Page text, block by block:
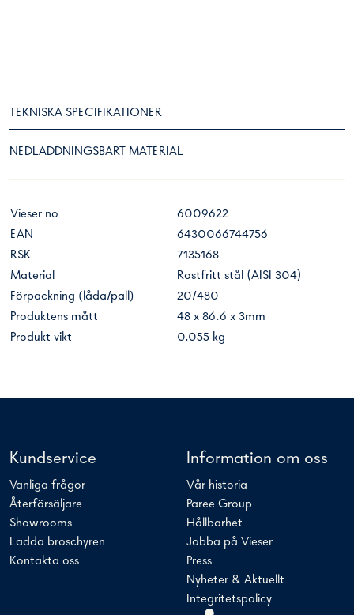
TEKNISKA SPECIFIKATIONER
NEDLADDNINGSBART MATERIAL
Vieser no
6009622
EAN
6430066744756
RSK
7135168
Material
Rostfritt stål (AISI 304)
Förpackning (låda/pall)
20/480
Produktens mått
48 x 86.6 x 3mm
Produkt vikt
0.055 kg
Kundservice
Vanliga frågor
Återförsäljare
Showrooms
Ladda broschyren
Kontakta oss
Information om oss
Vår historia
Paree Group
Hållbarhet
Jobba på Vieser
Press
Nyheter & Aktuellt
Integritetspolicy